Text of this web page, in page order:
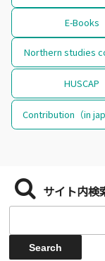
E-Books
Northern studies
HUSCAP
Contribution（in
サイト内検